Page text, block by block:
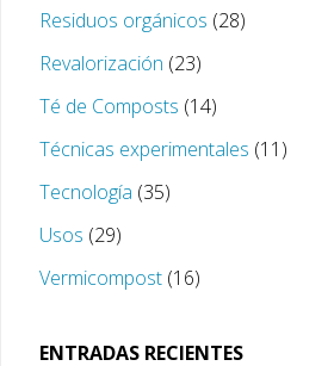
Residuos orgánicos (28)
Revalorización (23)
Té de Composts (14)
Técnicas experimentales (11)
Tecnología (35)
Usos (29)
Vermicompost (16)
ENTRADAS RECIENTES